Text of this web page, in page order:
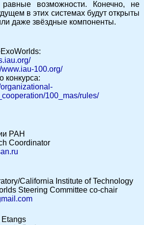
возможности. Конечно, не
в этих системах будут открыты
даже звёздные компоненты.
www.iau-100.org/
конкурса:
100_mas/rules/
РАН
Coordinator
California Institute of Technology
Steering Committee co-chair